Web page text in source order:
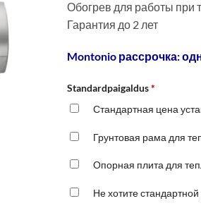
Обогрев для работы при
Гарантия до 2 лет
Montonio рассрочка:
Standardpaigaldus *
Стандартная цена
Грунтовая рама для
Опорная плита для
Не хотите стандартной